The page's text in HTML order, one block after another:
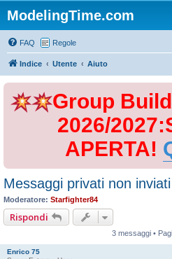
ModelingTime.com
FAQ Regole
Indice Utente Aiuto
Group
2026/
APERTA!
Messaggi privati non inviati
Moderatore: Starfighter84
Rispondi
3 messaggi •
Enrico 75